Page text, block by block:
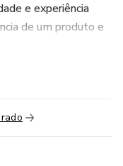
e experiência
de um produto e
de conteúdo e
informações. Os
acessados aqui,